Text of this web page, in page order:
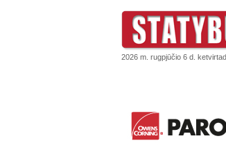
2026 m. rugpjūčio 6 d.